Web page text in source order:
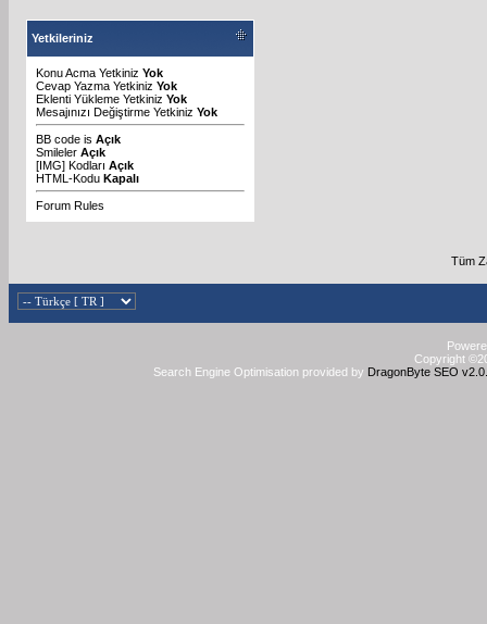
Yetkileriniz
Konu Acma Yetkiniz Yok
Cevap Yazma Yetkiniz Yok
Eklenti Yükleme Yetkiniz Yok
Mesajınızı Değiştirme Yetkiniz Yok
BB code is Açık
Smileler Açık
[IMG] Kodları Açık
HTML-Kodu Kapalı
Forum Rules
Tüm
Copyright
Search Engine Optimisation provided by DragonByte SEO